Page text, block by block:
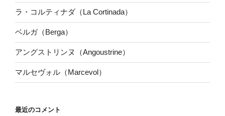
ラ・コルティナダ（La Cortinada）
ベルガ（Berga）
アングストリンヌ（Angoustrine）
マルセヴォル（Marcevol）
最近のコメント